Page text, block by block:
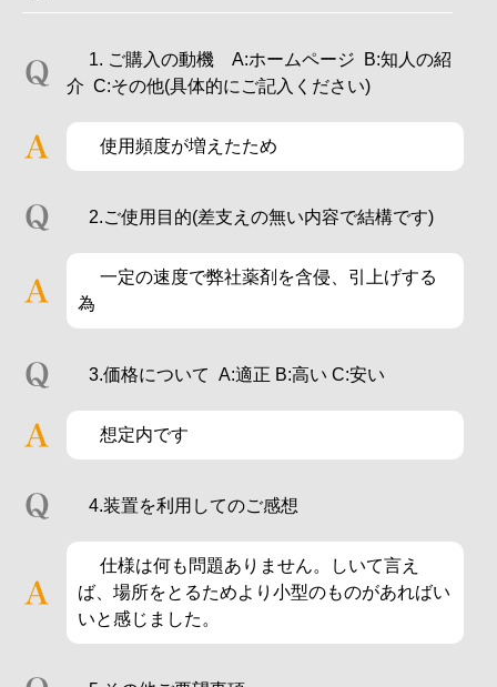
1. ご購入の動機 A:ホームページ B:知人の紹
介 C:その他(具体的にご記入ください)
使用頻度が増えたため
2.ご使用目的(差支えの無い内容で結構です)
一定の速度で弊社薬剤を含侵、引上げする
為
3.価格について A:適正 B:高い C:安い
想定内です
4.装置を利用してのご感想
仕様は何も問題ありません。しいて言え
ば、場所をとるためより小型のものがあればい
いと感じました。